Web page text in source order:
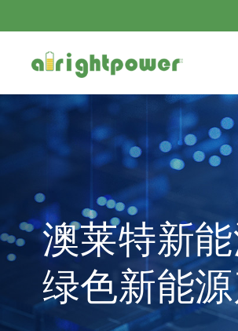
澳莱特新
绿色新能